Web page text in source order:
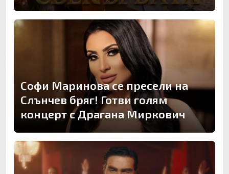
Софи Маринова се пресели на
Слънчев бряг! Готви голям
концерт с Драгана Миркович